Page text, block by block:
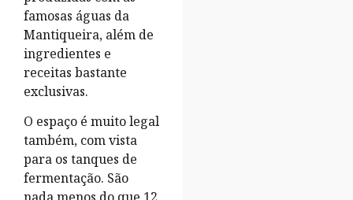
famosas águas da
Mantiqueira, além de
ingredientes e
receitas bastante
exclusivas.
O espaço é muito legal
também, com vista
para os tanques de
fermentação. São